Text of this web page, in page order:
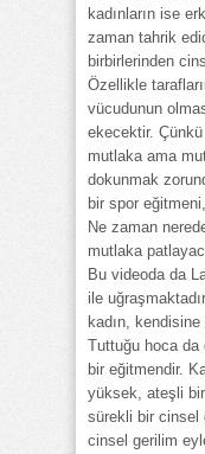
kadınların ise
zaman tahrik
birbirlerinden
Özellikle
vücudunun
ekecektir.
mutlaka ama
dokunmak
bir spor
Ne zaman
mutlaka
Bu videoda da
ile
kadın,
Tuttuğu hoca
bir eğitmendir.
yüksek, ateşli bir
sürekli bir cinsel
cinsel gerilim